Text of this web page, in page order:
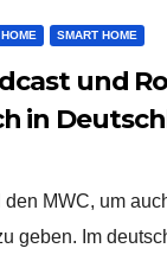
HOME SMART HOME
und
in
MWC, um
geben. Im